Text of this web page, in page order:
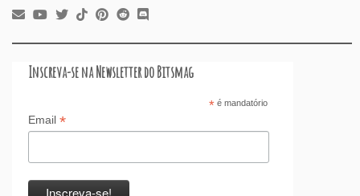
Inscreva-se na Newsletter do Bitsmag
*é mandatório
Email *